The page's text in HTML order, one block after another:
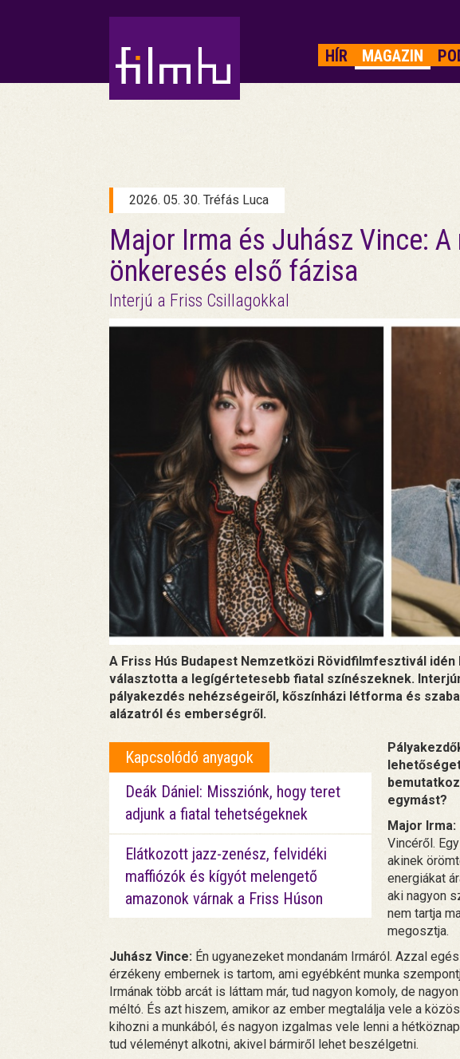
HÍR MAGAZIN
2026. 05. 30. Tréfás Luca
Major Irma és Juhász Vince:
önkeresés első fázisa
Interjú a Friss Csillagokkal
A Friss Hús Budapest Nemzetközi Rövidfilmfesztivál
választotta a legígértetesebb fiatal színészeknek.
pályakezdés nehézségeiről, kőszínházi létforma és
alázatról és emberségről.
Kapcsolódó anyagok
Deák Dániel: Missziónk, hogy teret
adjunk a fiatal tehetségeknek
Elátkozott jazz-zenész, felvidéki
maffiózók és kígyót melengető
amazonok várnak a Friss Húson
egymást?
Major Irma:
Vincéről.
akinek
energiákat
aki nagyon
nem tartja
megosztja.
Juhász Vince: Én ugyanezeket mondanám Irmáról. Azzal
érzékeny embernek is tartom, ami egyébként munka
Irmának több arcát is láttam már, tud nagyon komoly, de
méltó. És azt hiszem, amikor az ember megtalálja vele a
kihozni a munkából, és nagyon izgalmas vele lenni a
tud véleményt alkotni, akivel bármiről lehet beszélgetni.